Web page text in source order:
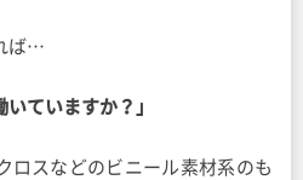
ば…
いていますか？」
ロスなどのビニール素材系のも